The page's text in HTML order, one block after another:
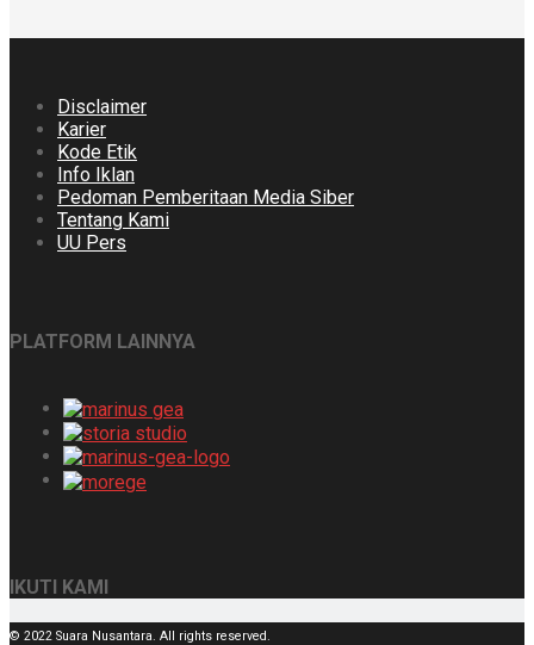
Disclaimer
Karier
Kode Etik
Info Iklan
Pedoman Pemberitaan Media Siber
Tentang Kami
UU Pers
PLATFORM LAINNYA
IKUTI KAMI
© 2022 Suara Nusantara. All rights reserved.